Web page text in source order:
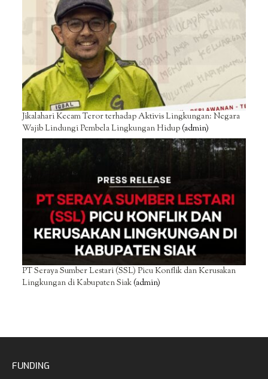
Jikalahari Kecam Teror terhadap Aktivis Lingkungan: Negara
Wajib Lindungi Pembela Lingkungan Hidup(admin)
PT Seraya Sumber Lestari (SSL) Picu Konflik dan Kerusakan
Lingkungan di Kabupaten Siak(admin)
FUNDING